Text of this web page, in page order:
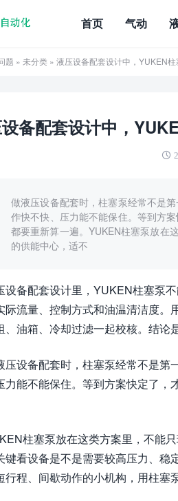
首页 气动
题 » 未分类 » 液压设备配套设计中，YUKEN
备配套设计中，
做液压设备配套时，柱塞泵经常不是
作快不快、压力能不能保住。等到方
都要重新算一遍。YUKEN柱塞泵放在
的供能中心，适不
设备配套设计里，YUKEN柱塞泵
际流量、控制方式和油温清洁度
、油箱、冷却过滤一起校核。结论
压设备配套时，柱塞泵经常不是第
力能不能保住。等到方案快定了，
柱塞泵放在这类方案里，不能
键看设备是不是需要较高压力、稳
行程、间歇动作的小机构，用柱塞